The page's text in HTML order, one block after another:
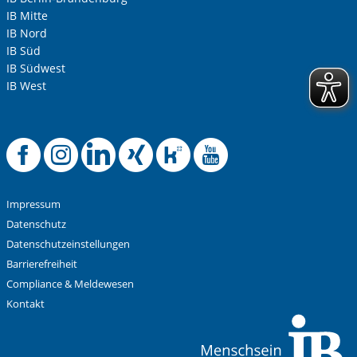
IB Mitte
IB Nord
IB Süd
IB Südwest
IB West
Offizielle
Offizielle
Offizielle
Offizielle
Offizielle
Impressum
Datenschutz
Datenschutzeinstellungen
Barrierefreiheit
Compliance & Meldewesen
Kontakt